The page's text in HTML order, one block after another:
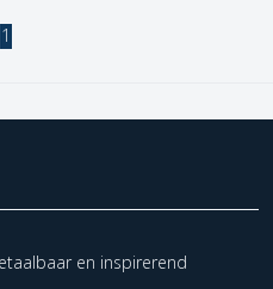
1
en inspirerend